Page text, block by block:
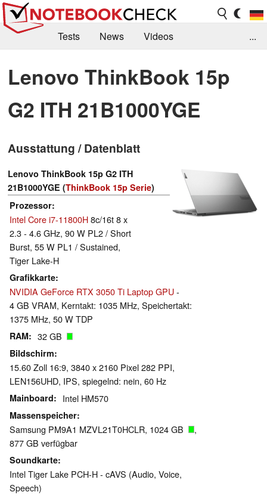
Tests News
Videos
Kaufberatung
Deals Suche
Jobs
Forum
...
Lenovo ThinkBook 15p
G2 ITH 21B1000YGE
Ausstattung / Datenblatt
Lenovo ThinkBook 15p G2 ITH
21B1000YGE (ThinkBook 15p Serie)
Prozessor
Intel Core i7-11800H8c/16t 8 x
2.3 - 4.6 GHz, 90 W PL2 / Short
Burst, 55 W PL1 / Sustained,
Tiger Lake-H
Grafikkarte
NVIDIA GeForce RTX 3050 Ti Laptop GPU-
4 GB VRAM, Kerntakt: 1035 MHz, Speichertakt:
1375 MHz, 50 W TDP
RAM 32 GB
Bildschirm
15.60 Zoll 16:9, 3840 x 2160 Pixel 282 PPI,
LEN156UHD, IPS, spiegelnd: nein, 60 Hz
Mainboard Intel HM570
Massenspeicher
Samsung PM9A1 MZVL21T0HCLR, 1024 GB
,
877 GB verfügbar
Soundkarte
Intel Tiger Lake PCH-H - cAVS (Audio, Voice,
Speech)